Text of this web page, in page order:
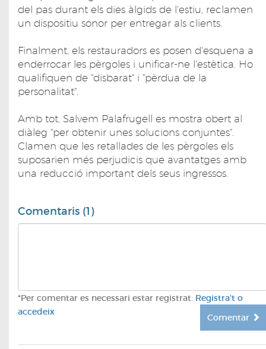
del pas durant els dies àlgids de l'estiu, reclamen
un dispositiu sonor per entregar als clients.
Finalment, els restauradors es posen d'esquena a
enderrocar les pèrgoles i unificar-ne l'estètica. Ho
qualifiquen de "disbarat" i "pèrdua de la
personalitat".
Amb tot, Salvem Palafrugell es mostra obert al
diàleg "per obtenir unes solucions conjuntes".
Clamen que les retallades de les pèrgoles els
suposarien més perjudicis que avantatges amb
una reducció important dels seus ingressos.
Comentaris (1)
*Per comentar es necessari estar registrat. Registra't o
accedeix
Comentar